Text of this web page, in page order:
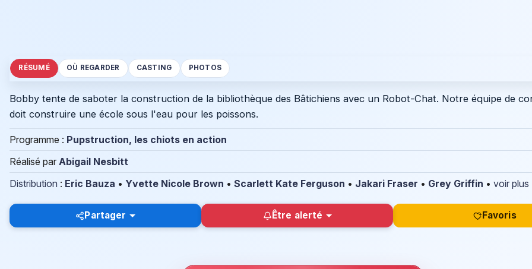
RÉSUMÉ OÙ REGARDER CASTING PHOTOS
Bobby tente de saboter la construction de la bibliothèque des Bâtichiens avec un Robot-Chat. Notre équipe de
doit construire une école sous l'eau pour les poissons.
Programme : Pupstruction, les chiots en action
Réalisé par Abigail Nesbitt
Distribution : Eric Bauza • Yvette Nicole Brown • Scarlett Kate Ferguson • Jakari Fraser • Grey Griffin • voir plus
Partager Être alerté Favoris